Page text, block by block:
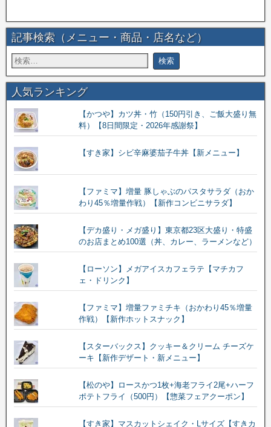
記事検索（メニュー・商品・店名など）
人気ランキング
【かつや】カツ丼・竹（150円引き、ご飯大盛り無
料）【8日間限定・2026年感謝祭】
【すき家】シビ辛麻婆茄子牛丼【新メニュー】
【ファミマ】増量 豚しゃぶのパスタサラダ（おか
わり45％増量作戦）【新作コンビニサラダ】
【デカ盛り・メガ盛り】東京都23区大盛り・特盛
のお店まとめ100選（丼、カレー、ラーメンなど）
【ローソン】メガアイスカフェラテ【マチカフ
ェ・ドリンク】
【ファミマ】増量ファミチキ（おかわり45％増量
作戦）【新作ホットスナック】
【スターバックス】クッキー＆クリーム チーズケ
ーキ【新作デザート・新メニュー】
【松のや】ロースかつ1枚+海老フライ2尾+ハーフ
ポテトフライ（500円）【惣菜フェアクーポン】
【すき家】マスカットシェイク・Lサイズ【すきカ